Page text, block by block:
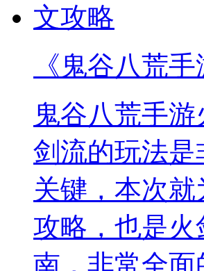
《鬼谷八荒
鬼谷八荒手
剑流的玩法
关键，本次
攻略，也是
南，非常全